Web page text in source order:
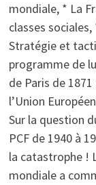
mondiale, * La
classes
Stratégie et
programme de
de Paris de
l’Union
Sur la question
PCF de 1940 à
la catastrophe !
mondiale a